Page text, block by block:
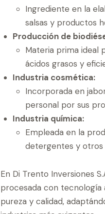
Ingrediente en la
salsas y productos
Producción de
Materia prima ideal
ácidos grasos y
Industria cosmética:
Incorporada en
personal por sus
Industria química:
Empleada en la
detergentes y otros
En Di Trento Inversiones
procesada con tecnología
pureza y calidad,